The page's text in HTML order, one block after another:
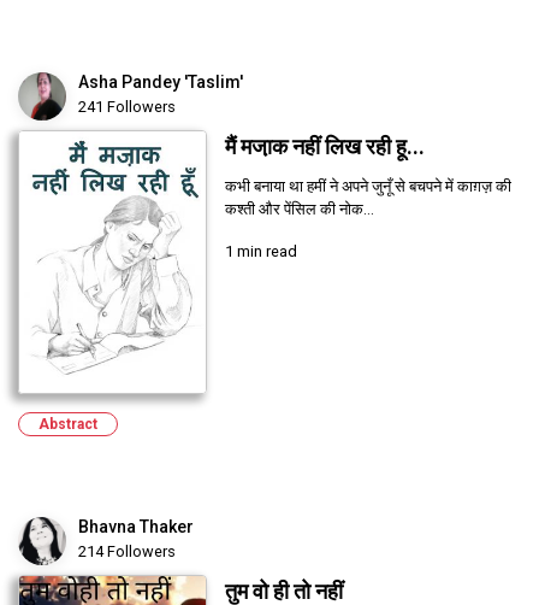
Asha Pandey 'Taslim'
241 Followers
मैं मजा़क नहीं लिख रही हू...
कभी बनाया था हमीं ने अपने जुनूँ से बचपने में काग़ज़ की
कश्ती और पेंसिल की नोक...
1 min read
Abstract
Bhavna Thaker
214 Followers
तुम वो ही तो नहीं